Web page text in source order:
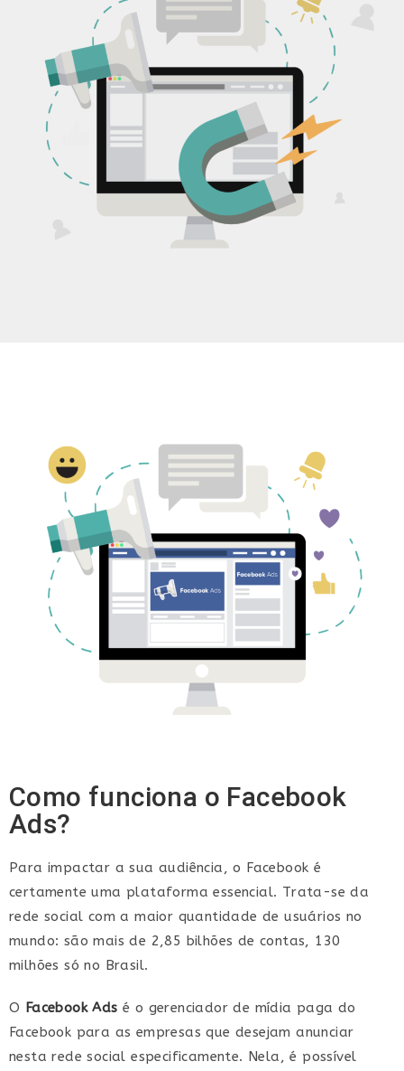
Como funciona o Facebook
Ads?
Para impactar a sua audiência, o Facebook é
certamente uma plataforma essencial. Trata-se da
rede social com a maior quantidade de usuários no
mundo: são mais de 2,85 bilhões de contas, 130
milhões só no Brasil.
O Facebook Ads é o gerenciador de mídia paga do
Facebook para as empresas que desejam anunciar
nesta rede social especificamente. Nela, é possível